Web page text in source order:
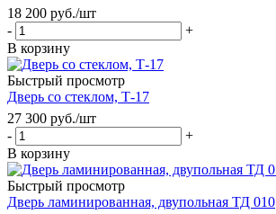
18 200 руб./шт
-
+
В корзину
Быстрый просмотр
Дверь со стеклом, Т-17
27 300 руб./шт
-
+
В корзину
Быстрый просмотр
Дверь ламинированная, двупольная ТД 010